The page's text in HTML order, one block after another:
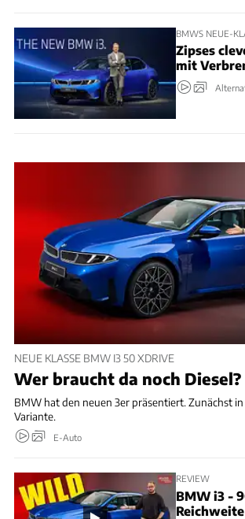
BMWS NEUE-
Zipses
mit
NEUE KLASSE BMW I3 50 XDRIVE
Wer braucht da noch Diesel?
BMW hat den neuen 3er präsentiert. Zunächst
Variante.
E-Auto
REVIEW
BMW i3 -